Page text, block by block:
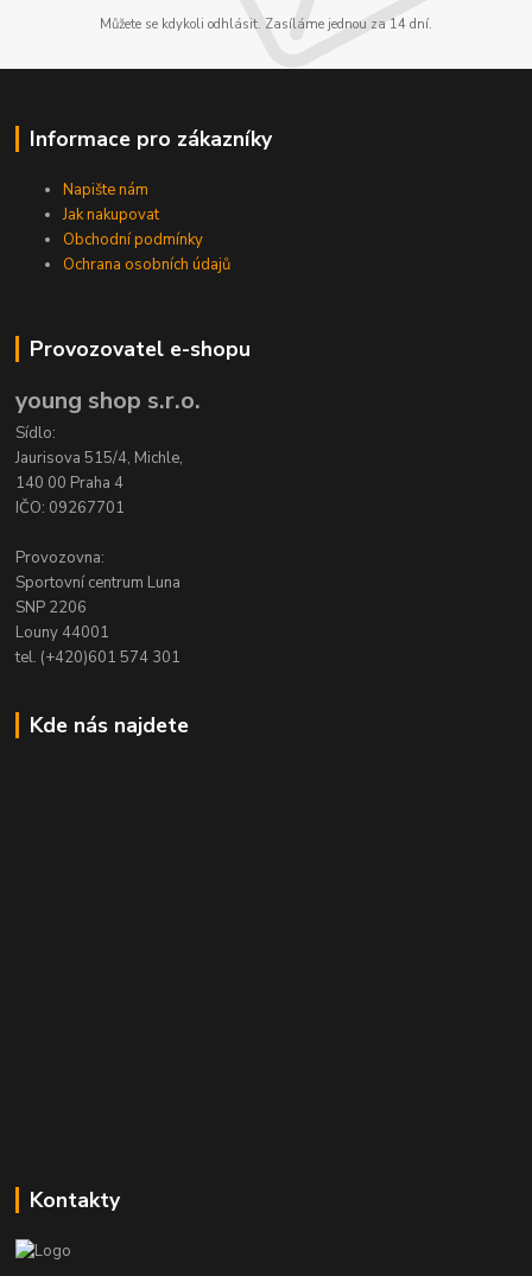
Můžete se kdykoli odhlásit. Zasíláme jednou za 14 dní.
Informace pro zákazníky
Napište nám
Jak nakupovat
Obchodní podmínky
Ochrana osobních údajů
Provozovatel e-shopu
young shop s.r.o.
Sídlo:
Jaurisova 515/4, Michle,
140 00 Praha 4
IČO: 09267701
Provozovna:
Sportovní centrum Luna
SNP 2206
Louny 44001
tel. (+420)601 574 301
Kde nás najdete
Kontakty